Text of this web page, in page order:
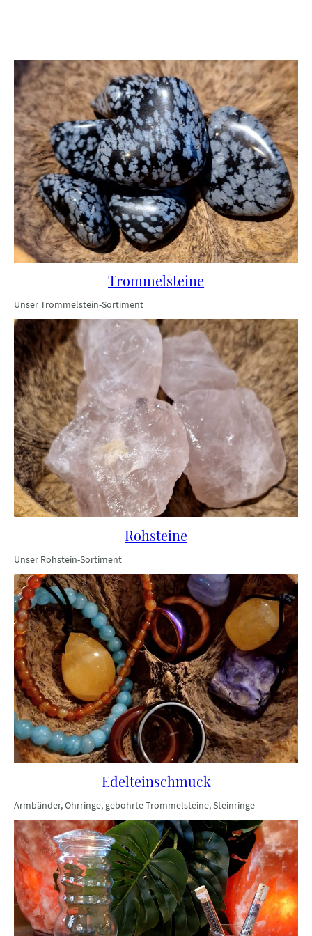
Trommelsteine
Unser Trommelstein-Sortiment
Rohsteine
Unser Rohstein-Sortiment
Edelteinschmuck
Armbänder, Ohrringe, gebohrte Trommelsteine, Steinringe